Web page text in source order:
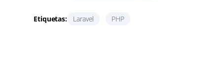
Etiquetas: Laravel PHP